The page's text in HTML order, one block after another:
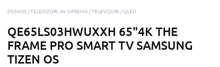
DOMOD TELEVIZORI, AV OPREMA TELEVIZORI QLED
QE65LS03HWUXXH 65"4K THE
FRAME PRO SMART TV SAMSUNG
TIZEN OS